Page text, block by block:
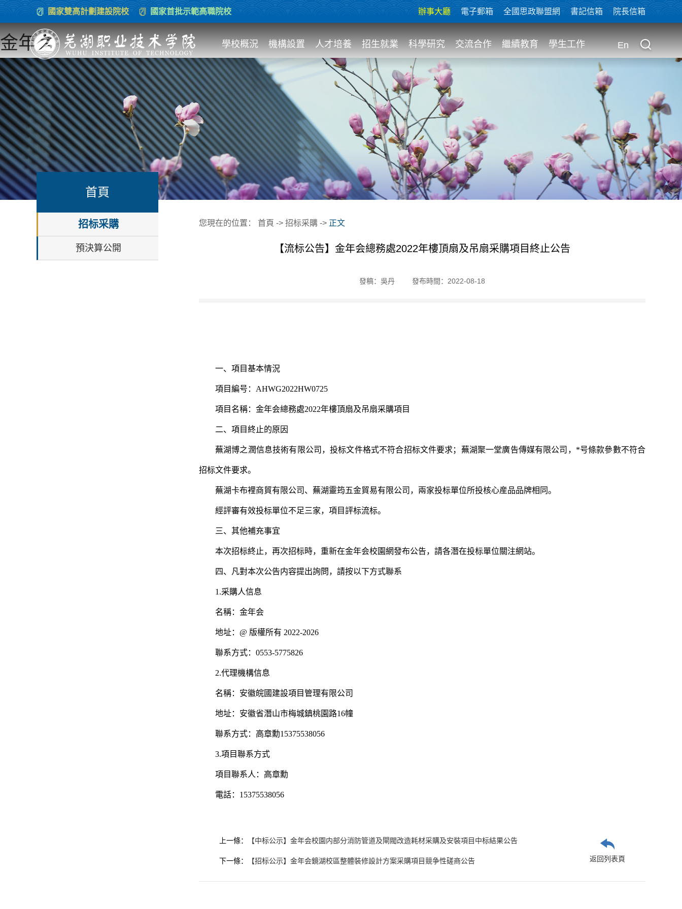
金年会
國家雙高計劃建設院校 國家首批示範高職院校 辦事大廳 電子郵箱 全國思政聯盟網 書記信箱 院長信箱
學校概況 機構設置 人才培養 招生就業 科學研究 交流合作 繼續教育 學生工作 En
首頁
招标采購
預決算公開
您現在的位置： 首頁 -> 招标采購 -> 正文
【流标公告】金年会總務處2022年樓頂扇及吊扇采購項目終止公告
發稿：吳丹 發布時間：2022-08-18
一、項目基本情況
項目編号：AHWG2022HW0725
項目名稱：金年会總務處2022年樓頂扇及吊扇采購項目
二、項目終止的原因
蕪湖博之潤信息技術有限公司，投标文件格式不符合招标文件要求；蕪湖聚一堂廣告傳媒有限公司，*号條款參數不符合
招标文件要求。
蕪湖卡布裡商貿有限公司、蕪湖靈筠五金貿易有限公司，兩家投标單位所投核心産品品牌相同。
經評審有效投标單位不足三家，項目評标流标。
三、其他補充事宜
本次招标終止，再次招标時，重新在金年会校園網發布公告，請各潛在投标單位關注網站。
四、凡對本次公告内容提出詢問，請按以下方式聯系
1.采購人信息
名稱：金年会
地址：@ 版權所有 2022-2026
聯系方式：0553-5775826
2.代理機構信息
名稱：安徽皖國建設項目管理有限公司
地址：安徽省潛山市梅城鎮桃園路16幢
聯系方式：高章勳15375538056
3.項目聯系方式
項目聯系人：高章勳
電話：15375538056
上一條： 【中标公示】金年会校園内部分消防管道及閘閥改造耗材采購及安裝項目中标結果公告
下一條： 【招标公示】金年会鏡湖校區整體裝修設計方案采購項目競争性磋商公告 返回列表頁